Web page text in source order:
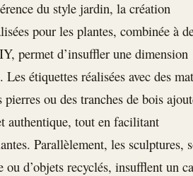
du style jardin, la création
pour les plantes, combinée à
permet d’insuffler une dimension
étiquettes réalisées avec des
pierres ou des tranches de bois
authentique, tout en facilitant
Parallèlement, les sculptures,
ou d’objets recyclés, insufflent un